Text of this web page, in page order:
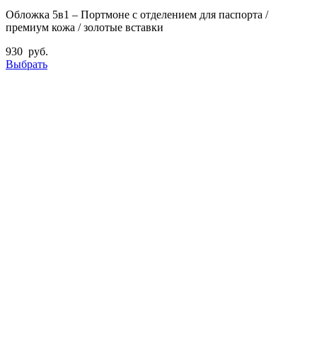
Обложка 5в1 – Портмоне с отделением для паспорта /
премиум кожа / золотые вставки
930 руб.
Выбрать